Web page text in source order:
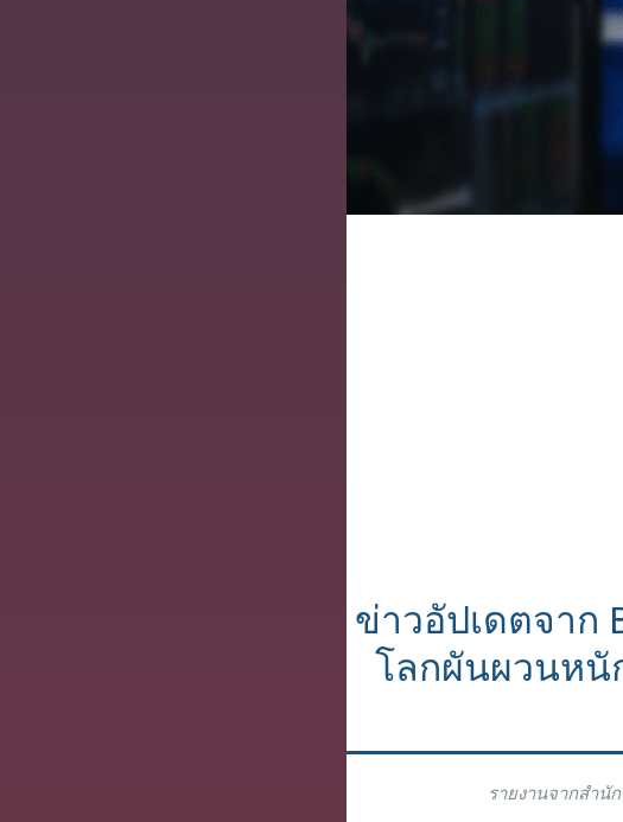
ข่าวอัปเดตจาก
โลกผันผวนหนั
รายงานจากสำนั